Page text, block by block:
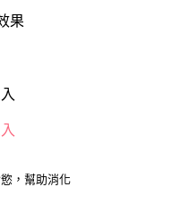
果
，幫助消化